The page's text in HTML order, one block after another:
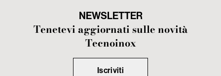
NEWSLETTER
Tenetevi aggiornati sulle novità
Tecnoinox
Iscriviti